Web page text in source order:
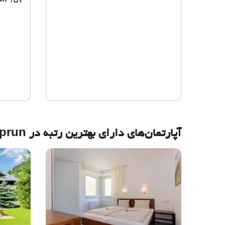
آپارتمان‌های دارای بهترین رتبه در Kaprun